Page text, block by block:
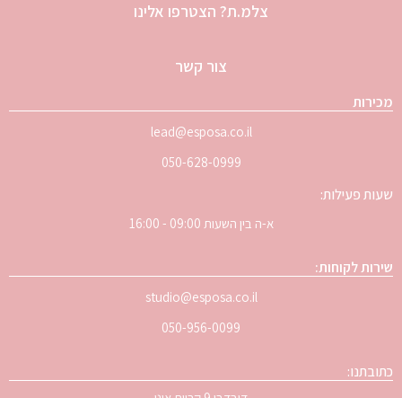
צלמ.ת? הצטרפו אלינו
צור קשר
מכירות
lead@esposa.co.il
050-628-0999
שעות פעילות:
א-ה בין השעות 09:00 - 16:00
שירות לקוחות:
studio@esposa.co.il
050-956-0099
כתובתנו: